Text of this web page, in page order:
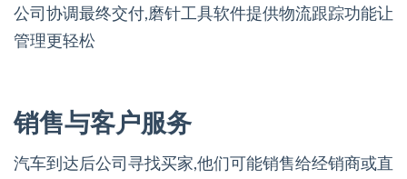
公司协调最终交付,磨针工具软件提供物流跟踪功能让
管理更轻松
销售与客户服务
汽车到达后公司寻找买家,他们可能销售给经销商或直